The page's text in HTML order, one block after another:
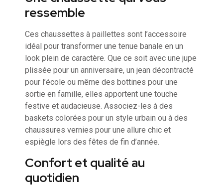
ressemble
Ces chaussettes à paillettes sont l’accessoire
idéal pour transformer une tenue banale en un
look plein de caractère. Que ce soit avec une jupe
plissée pour un anniversaire, un jean décontracté
pour l’école ou même des bottines pour une
sortie en famille, elles apportent une touche
festive et audacieuse. Associez-les à des
baskets colorées pour un style urbain ou à des
chaussures vernies pour une allure chic et
espiègle lors des fêtes de fin d’année.
Confort et qualité au
quotidien